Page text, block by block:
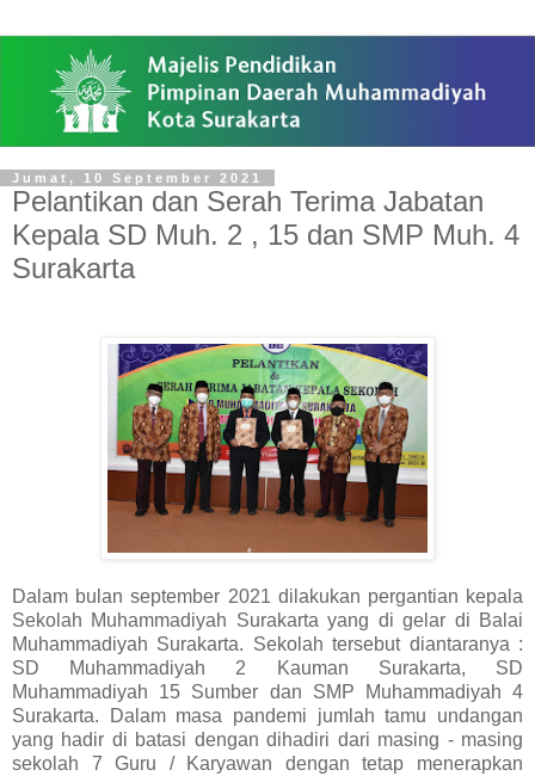
Jumat, 10 September 2021
Pelantikan dan Serah Terima Jabatan
Kepala SD Muh. 2 , 15 dan SMP Muh. 4
Surakarta
Dalam bulan september 2021 dilakukan pergantian kepala
Sekolah Muhammadiyah Surakarta yang di gelar di Balai
Muhammadiyah Surakarta. Sekolah tersebut diantaranya :
SD Muhammadiyah 2 Kauman Surakarta, SD
Muhammadiyah 15 Sumber dan SMP Muhammadiyah 4
Surakarta. Dalam masa pandemi jumlah tamu undangan
yang hadir di batasi dengan dihadiri dari masing - masing
sekolah 7 Guru / Karyawan dengan tetap menerapkan